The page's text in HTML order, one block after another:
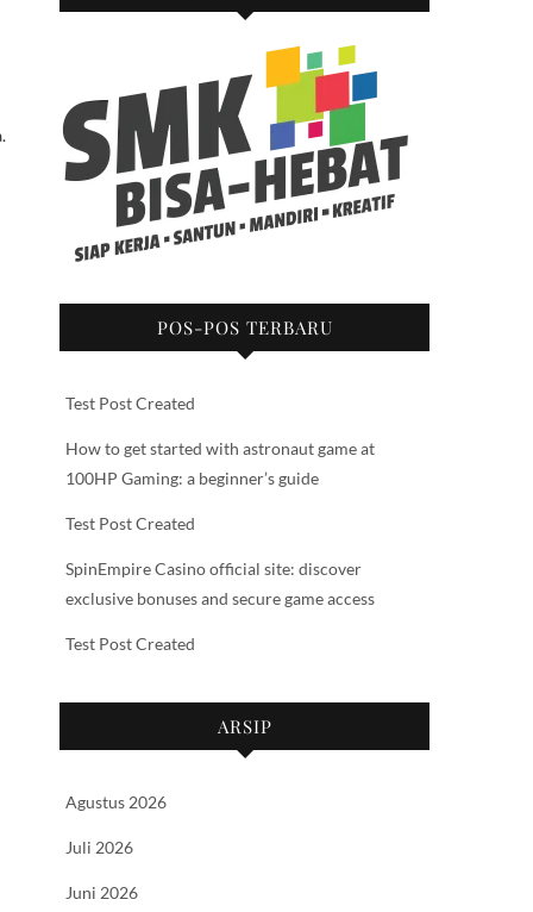
POS-POS TERBARU
Test Post Created
How to get started with astronaut game at
100HP Gaming: a beginner’s guide
Test Post Created
SpinEmpire Casino official site: discover
exclusive bonuses and secure game access
Test Post Created
ARSIP
Agustus 2026
Juli 2026
Juni 2026